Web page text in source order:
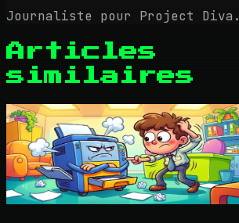
Journaliste pour Project Diva.
Articles
similaires